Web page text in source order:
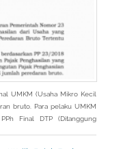
UMKM (Usaha Mikro Kecil
bruto. Para pelaku UMKM
Final DTP (Ditanggung